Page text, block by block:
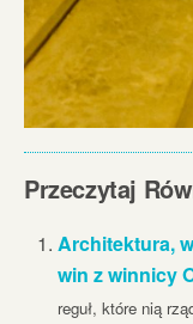
Przeczytaj
Architektura,
win z winnicy
reguł, które nią